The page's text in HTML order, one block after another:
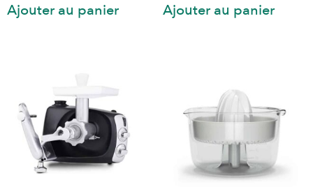
Ajouter au panier Ajouter au panier